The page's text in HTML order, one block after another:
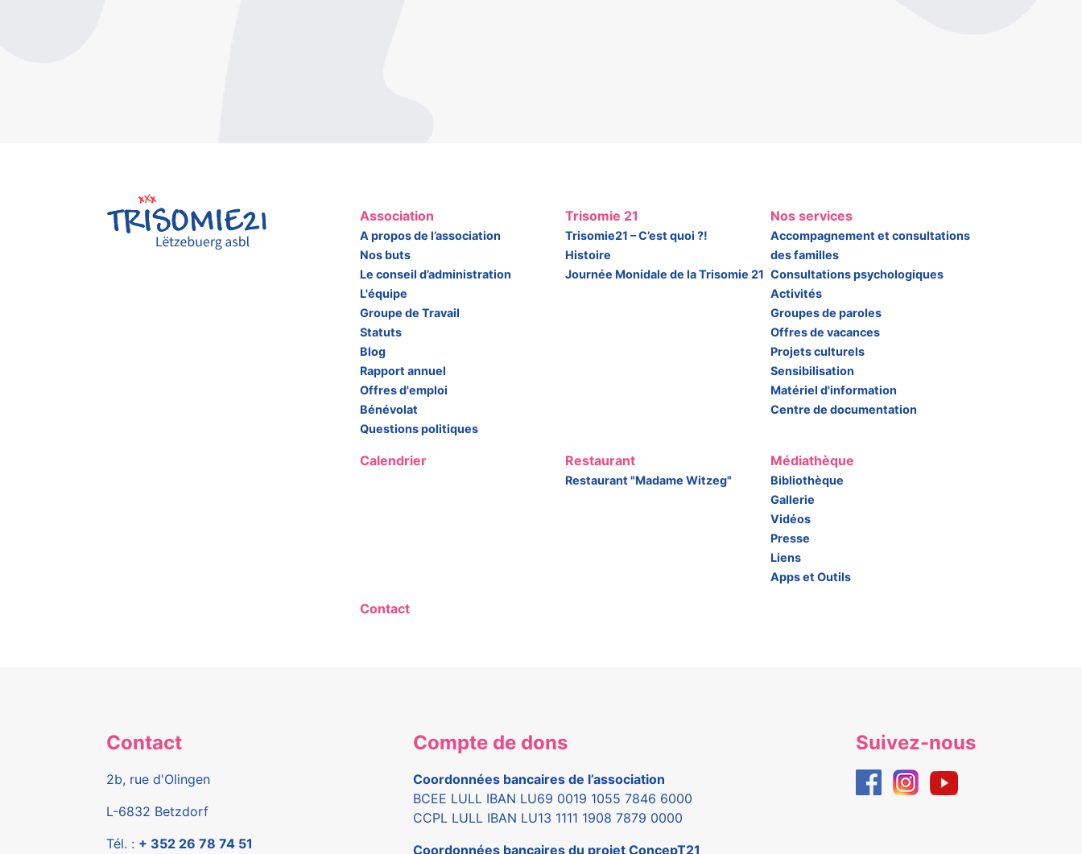
Association
A propos de l’association
Nos buts
Le conseil d’administration
L'équipe
Groupe de Travail
Statuts
Blog
Rapport annuel
Offres d'emploi
Bénévolat
Questions politiques
Trisomie 21
Trisomie21 – C’est quoi ?!
Histoire
Journée Monidale de la Trisomie 21
Nos services
Accompagnement et consultations
des familles
Consultations psychologiques
Activités
Groupes de paroles
Offres de vacances
Projets culturels
Sensibilisation
Matériel d'information
Centre de documentation
Calendrier Restaurant
Restaurant "Madame Witzeg"
Médiathèque
Bibliothèque
Gallerie
Vidéos
Presse
Liens
Apps et Outils
Contact
Contact
2b, rue d'Olingen
L-6832 Betzdorf
Tél. : + 352 26 78 74 51
Compte de dons
Coordonnées bancaires de l’association
BCEE LULL IBAN LU69 0019 1055 7846 6000
CCPL LULL IBAN LU13 1111 1908 7879 0000
Coordonnées bancaires du projet ConcepT21
Suivez-nous